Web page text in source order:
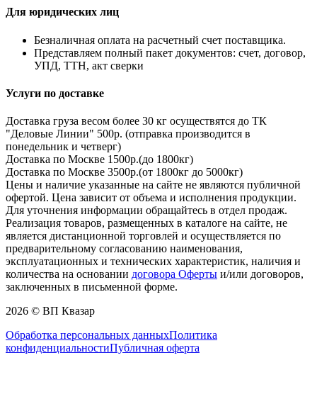
Для юридических лиц
Безналичная оплата на расчетный счет поставщика.
Представляем полный пакет документов: счет, договор,
УПД, ТТН, акт сверки
Услуги по доставке
Доставка груза весом более 30 кг осуществятся до ТК
"Деловые Линии" 500р. (отправка производится в
понедельник и четверг)
Доставка по Москве 1500р.(до 1800кг)
Доставка по Москве 3500р.(от 1800кг до 5000кг)
Цены и наличие указанные на сайте не являются публичной
офертой. Цена зависит от объема и исполнения продукции.
Для уточнения информации обращайтесь в отдел продаж.
Реализация товаров, размещенных в каталоге на сайте, не
является дистанционной торговлей и осуществляется по
предварительному согласованию наименования,
эксплуатационных и технических характеристик, наличия и
количества на основании договора Оферты и/или договоров,
заключенных в письменной форме.
2026 © ВП Квазар
Обработка персональных данныхПолитика
конфиденциальностиПубличная оферта